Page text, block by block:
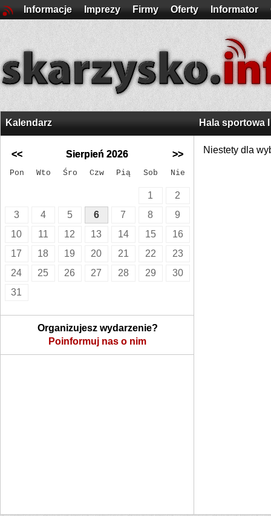
Informacje Imprezy Firmy Oferty Informator
Kalendarz
<< Sierpień 2026 >>
Pon Wto Śro Czw Pią Sob Nie
1
2
3
4 5 6 7 8
9
10
11 12 13 14 15
16
17
18 19 20 21 22
23
24
25 26 27 28 29
30
31
Organizujesz wydarzenie?
Poinformuj nas o nim
Hala sportowa
Niestety dla